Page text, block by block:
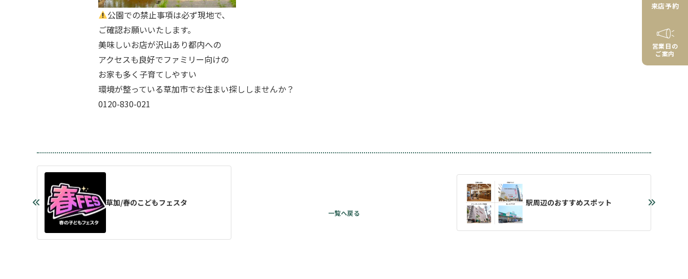
公園での禁止事項は必ず現地で、
ご確認お願いいたします。
美味しいお店が沢山あり都内への
アクセスも良好でファミリー向けの
お家も多く子育てしやすい
環境が整っている草加市でお住まい探ししませんか？
0120-830-021
草加/春のこどもフェスタ 駅周辺のおすすめスポット
来店予約
営業日の
ご案内